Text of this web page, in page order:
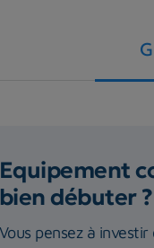
Equipement
bien débuter ?
Vous pensez à